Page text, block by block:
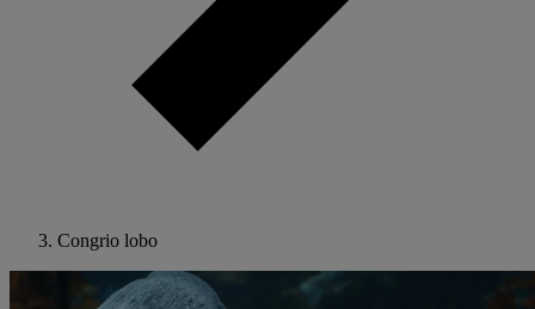
Congrio lobo